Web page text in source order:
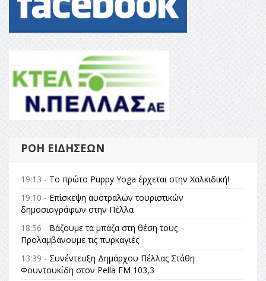
ΡΟΉ ΕΙΔΉΣΕΩΝ
19:13 - Το πρώτο Puppy Yoga έρχεται στην Χαλκιδική!
19:10 - Επίσκεψη αυστραλών τουριστικών
δημοσιογράφων στην Πέλλα
18:56 - Βάζουμε τα μπάζα στη θέση τους –
Προλαμβάνουμε τις πυρκαγιές
13:39 - Συνέντευξη Δημάρχου Πέλλας Στάθη
Φουντουκίδη στον Pella FM 103,3